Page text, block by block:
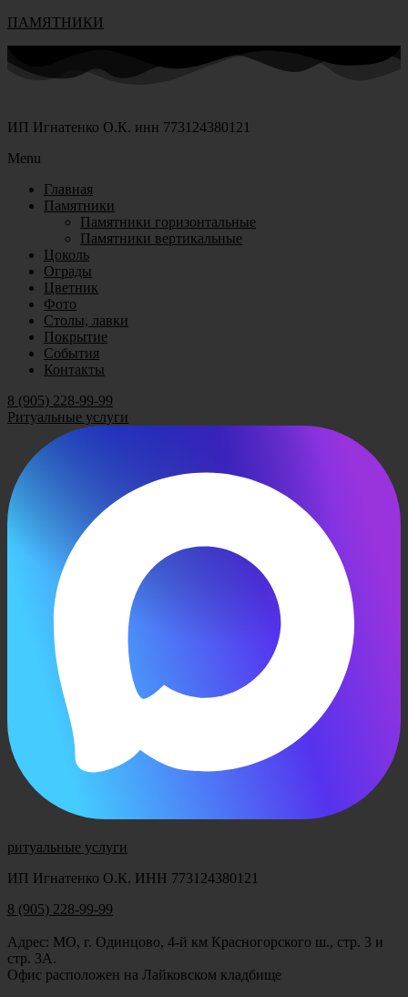
ПАМЯТНИКИ
ИП Игнатенко О.К. инн 773124380121
Menu
Главная
Памятники
Памятники горизонтальные
Памятники вертикальные
Цоколь
Ограды
Цветник
Фото
Столы, лавки
Покрытие
События
Контакты
8 (905) 228-99-99
Ритуальные услуги
ритуальные услуги
ИП Игнатенко О.К. ИНН 773124380121
8 (905) 228-99-99
Адрес: МО, г. Одинцово, 4-й км Красногорского ш., стр. 3 и
стр. 3А.
Офис расположен на Лайковском кладбище